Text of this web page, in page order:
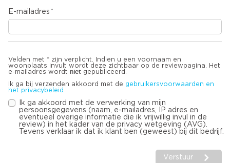
E-mailadres
Velden met * zijn verplicht. Indien u een voornaam en
woonplaats invult wordt deze zichtbaar op de reviewpagina. Het
e-mailadres wordt niet gepubliceerd.
Ik ga bij verzenden akkoord met de gebruikersvoorwaarden en
het privacybeleid
Ik ga akkoord met de verwerking van mijn
persoonsgegevens (naam, e-mailadres, IP adres en
eventueel overige informatie die ik vrijwillig invul in de
review) in het kader van de privacy wetgeving (AVG).
Tevens verklaar ik dat ik klant ben (geweest) bij dit bedrijf.
Verstuur